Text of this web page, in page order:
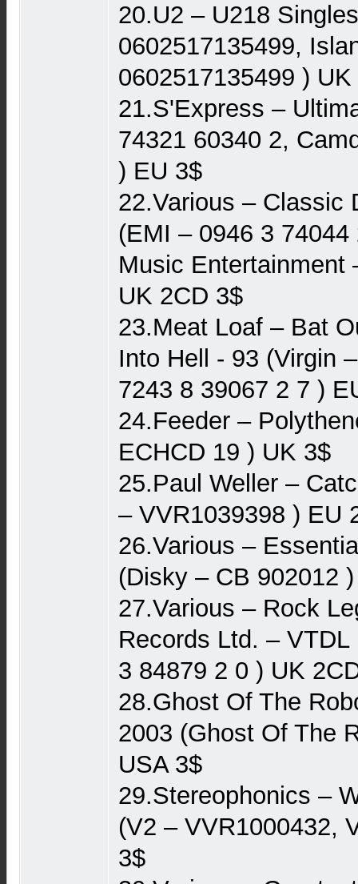
20.U2 – U218
0602517135499,
0602517135499 ) UK
21.S'Express –
74321 60340 2,
) EU 3$
22.Various – Classic
(EMI ‎– 0946 3
Music Entertainment
UK 2CD 3$
23.Meat Loaf – Bat
Into Hell - 93 (Virgin
7243 8 39067 2 7 )
24.Feeder ‎–
ECHCD 19 ) UK 3$
25.Paul Weller –
‎– VVR1039398 ) EU
26.Various –
(Disky – CB 902012
27.Various – Rock
Records Ltd. –
3 84879 2 0 ) UK
28.Ghost Of The
2003 (Ghost Of The
USA 3$
29.Stereophonics –
(V2 – VVR1000432,
3$